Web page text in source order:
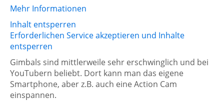
Mehr Informationen
Inhalt entsperren
Erforderlichen Service akzeptieren und Inhalte
entsperren
Gimbals sind mittlerweile sehr erschwinglich und bei
YouTubern beliebt. Dort kann man das eigene
Smartphone, aber z.B. auch eine Action Cam
einspannen.